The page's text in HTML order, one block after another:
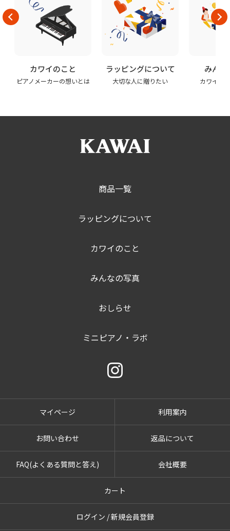
カワイのこと
ピアノメーカーの想いとは
ラッピングについて
大切な人に贈りたい
みんな
カワイの
商品一覧
ラッピングについて
カワイのこと
みんなの写真
おしらせ
ミニピアノ・ラボ
マイページ 利用案内
お問い合わせ 返品について
FAQ(よくある質問と答え) 会社概要
カート
ログイン / 新規会員登録